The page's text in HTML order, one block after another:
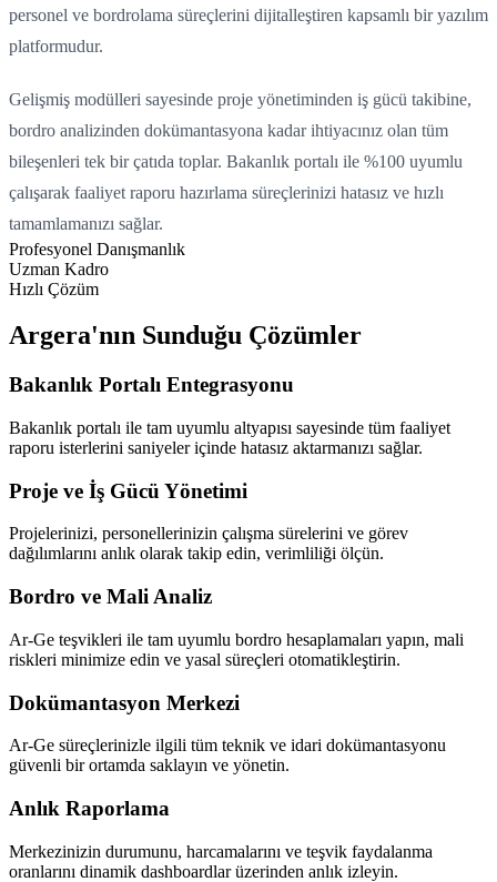
personel ve bordrolama süreçlerini dijitalleştiren kapsamlı bir yazılım
platformudur.
Gelişmiş modülleri sayesinde proje yönetiminden iş gücü takibine,
bordro analizinden dokümantasyona kadar ihtiyacınız olan tüm
bileşenleri tek bir çatıda toplar. Bakanlık portalı ile %100 uyumlu
çalışarak faaliyet raporu hazırlama süreçlerinizi hatasız ve hızlı
tamamlamanızı sağlar.
Profesyonel Danışmanlık
Uzman Kadro
Hızlı Çözüm
Argera'nın Sunduğu Çözümler
Bakanlık Portalı Entegrasyonu
Bakanlık portalı ile tam uyumlu altyapısı sayesinde tüm faaliyet
raporu isterlerini saniyeler içinde hatasız aktarmanızı sağlar.
Proje ve İş Gücü Yönetimi
Projelerinizi, personellerinizin çalışma sürelerini ve görev
dağılımlarını anlık olarak takip edin, verimliliği ölçün.
Bordro ve Mali Analiz
Ar-Ge teşvikleri ile tam uyumlu bordro hesaplamaları yapın, mali
riskleri minimize edin ve yasal süreçleri otomatikleştirin.
Dokümantasyon Merkezi
Ar-Ge süreçlerinizle ilgili tüm teknik ve idari dokümantasyonu
güvenli bir ortamda saklayın ve yönetin.
Anlık Raporlama
Merkezinizin durumunu, harcamalarını ve teşvik faydalanma
oranlarını dinamik dashboardlar üzerinden anlık izleyin.